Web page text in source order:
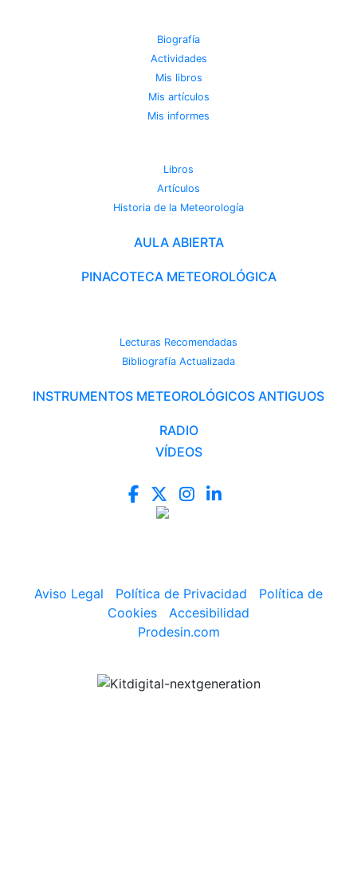
Biografía
Actividades
Mis libros
Mis artículos
Mis informes
Libros
Artículos
Historia de la Meteorología
AULA ABIERTA
PINACOTECA METEOROLÓGICA
Lecturas Recomendadas
Bibliografía Actualizada
INSTRUMENTOS METEOROLÓGICOS ANTIGUOS
RADIO
VÍDEOS
Aviso Legal Política de Privacidad
Política de
Cookies
Accesibilidad
Prodesin.com